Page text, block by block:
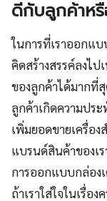
ดีกับลูกค้าห
ในการที่เราออกแบ
คิดสร้างสรรค์ลงไ
ของลูกค้าได้มากที่
ลูกค้าเกิดความประ
เพิ่มยอดขายเครื่อ
แบรนด์สินค้าของเ
การออกแบบกล่อง
ถ้าเราใส่ใจในเรื่อ